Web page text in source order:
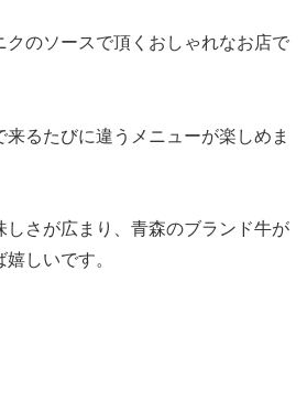
クのソースで頂くおしゃれなお店で
来るたびに違うメニューが楽しめま
しさが広まり、青森のブランド牛が
しいです。